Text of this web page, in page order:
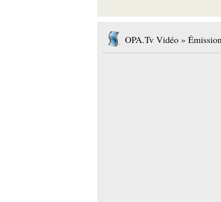
OPA.Tv Vidéo »